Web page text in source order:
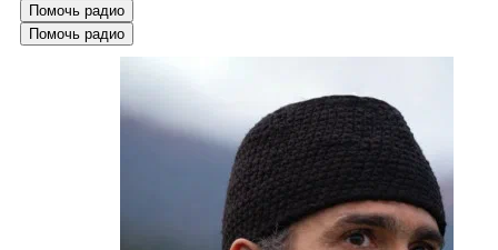
Помочь радио
Помочь радио